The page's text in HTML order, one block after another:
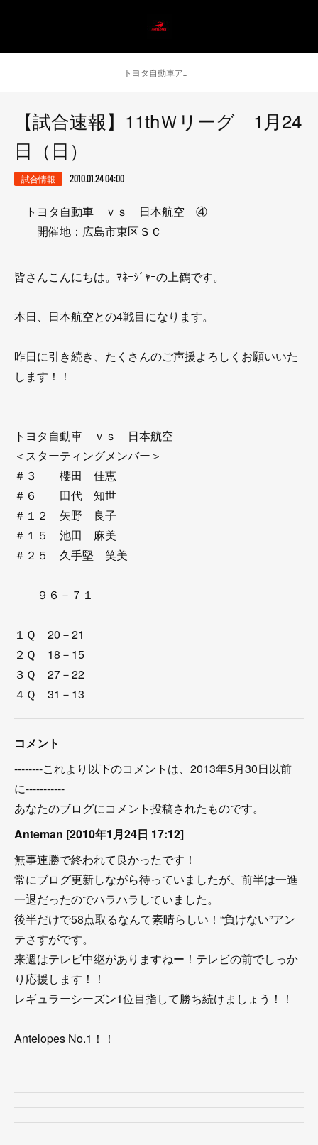
トヨタ自動車アンテロープス公式 ニュース
【試合速報】11thＷリーグ 1月24
日（日）
試合情報 2010.01.24 04:00
トヨタ自動車 ｖｓ 日本航空 ④
開催地：広島市東区ＳＣ
皆さんこんにちは。ﾏﾈｰｼﾞｬｰの上鶴です。
本日、日本航空との4戦目になります。
昨日に引き続き、たくさんのご声援よろしくお願いいた
します！！
トヨタ自動車 ｖｓ 日本航空
＜スターティングメンバー＞
＃３ 櫻田 佳恵
＃６ 田代 知世
＃１２ 矢野 良子
＃１５ 池田 麻美
＃２５ 久手堅 笑美
９６－７１
１Ｑ 20－21
２Ｑ 18－15
３Ｑ 27－22
４Ｑ 31－13
コメント
--------これより以下のコメントは、2013年5月30日以前
に-----------
あなたのブログにコメント投稿されたものです。
Anteman [2010年1月24日 17:12]
無事連勝で終われて良かったです！
常にブログ更新しながら待っていましたが、前半は一進
一退だったのでハラハラしていました。
後半だけで58点取るなんて素晴らしい！“負けない”アン
テさすがです。
来週はテレビ中継がありますねー！テレビの前でしっか
り応援します！！
レギュラーシーズン1位目指して勝ち続けましょう！！
Antelopes No.1！！